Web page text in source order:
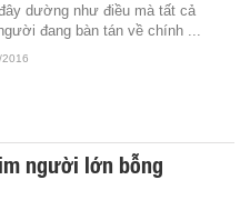
dường như điều mà tất cả
đang bàn tán về chính ...
người lớn bỗng